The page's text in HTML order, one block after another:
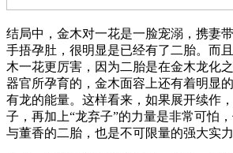
结局中，金木对一花是一脸宠溺，携妻
手捂孕肚，很明显是已经有了二胎。而
木一花更厉害，因为二胎是在金木龙化
器官所孕育的，金木面容上还有着明显
有龙的能量。这样看来，如果展开续作
子，再加上“龙弃子”的力量是非常可怕
与董香的二胎，也是不可限量的强大实力